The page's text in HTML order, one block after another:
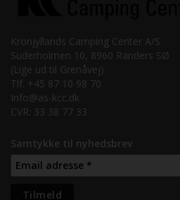
Kronjyllands Camping Center A/S
Suderholmen 10, 8960 Randers SØ
(Lige ud til Grenåvej)
Tlf. +45 87 10 98 70
Info@as-kcc.dk
CVR: 33 38 77 33
Samtykke til nyhedsbrev